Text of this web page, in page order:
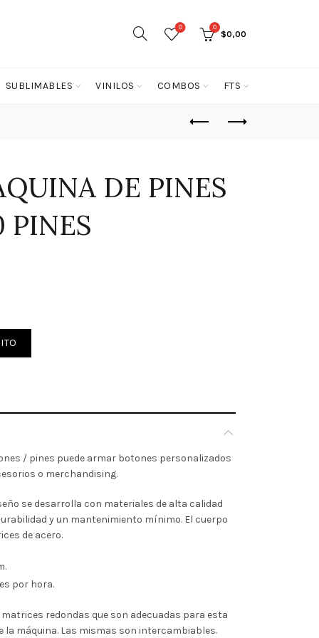
0 0
$0,00
SUBLIMABLES VINILOS COMBOS FTS
DE PINES
PINES
25MM + 250 PINES cantidad
/ pines puede armar botones personalizados
o merchandising.
se desarrolla con materiales de alta calidad
y un mantenimiento mínimo. El cuerpo
de acero.
por hora.
redondas que son adecuadas para esta
la máquina. Las mismas son intercambiables.